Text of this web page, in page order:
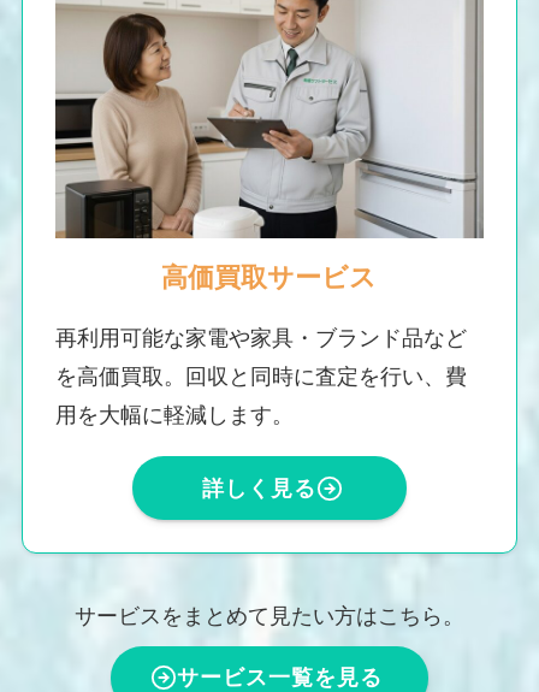
高価買取サービス
再利用可能な家電や家具・ブランド品など
を高価買取。回収と同時に査定を行い、費
用を大幅に軽減します。
詳しく見る
サービスをまとめて見たい方はこちら。
サービス一覧を見る